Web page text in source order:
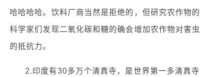
哈哈哈哈。饮料厂商当然是拒绝的，但研究农作物的
科学家们发现二氧化碳和糖的确会增加农作物对害虫
的抵抗力。
2.印度有30多万个清真寺，是世界第一多清真寺